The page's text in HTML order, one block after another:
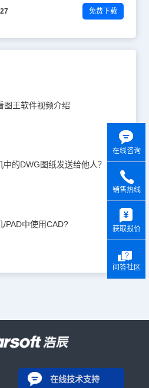
免费下载
图王软件视频介绍
中的DWG图纸发送给他人？
/PAD中使用CAD?
在线技术支持
在线咨询
销售热线
获取报价
问答社区